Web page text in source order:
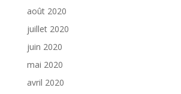
août 2020
juillet 2020
juin 2020
mai 2020
avril 2020